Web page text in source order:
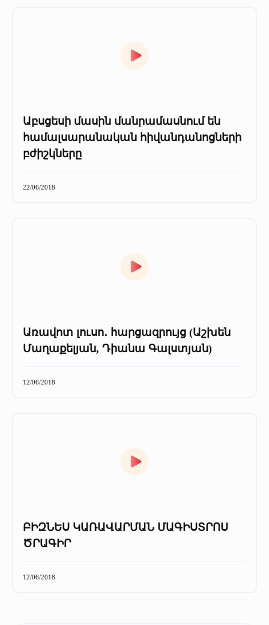
Աբսցեսի մասին մանրամասնում են
համալսարանական հիվանդանոցների
բժիշկները
22/06/2018
Առավոտ լուսո․ հարցազրույց (Աշխեն
Մաղաքելյան, Դիանա Գալստյան)
12/06/2018
ԲԻԶՆԵՍ ԿԱՌԱՎԱՐՄԱՆ ՄԱԳԻՍՏՐՈՍ
ԾՐԱԳԻՐ
12/06/2018